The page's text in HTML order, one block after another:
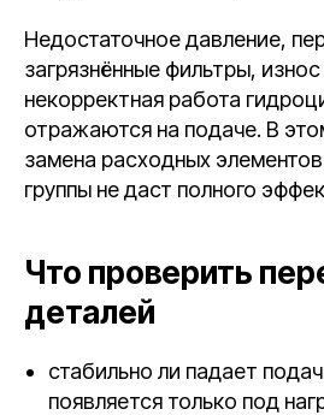
Недостаточное давление,
загрязнённые фильтры,
некорректная работа
отражаются на подаче. В
замена расходных
группы не даст полного
Что проверить
деталей
стабильно ли падает
появляется только под